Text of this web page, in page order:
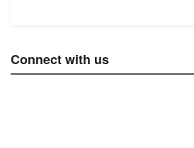
Connect with us